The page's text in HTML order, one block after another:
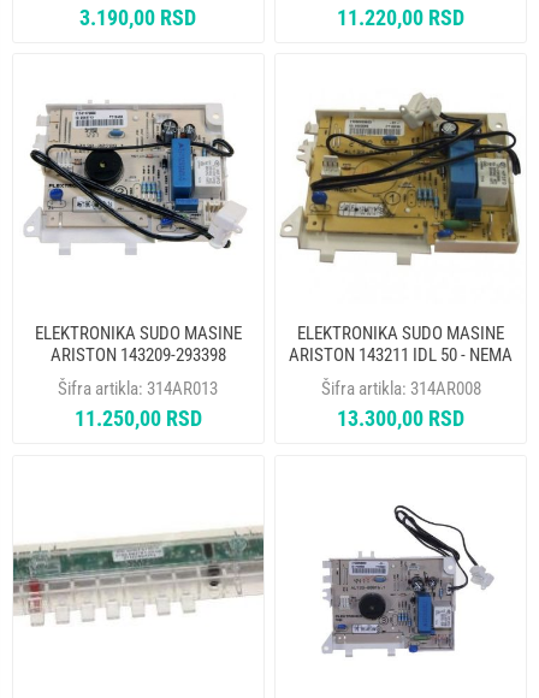
3.190,00 RSD 11.220,00 RSD
ELEKTRONIKA SUDO MASINE
ARISTON 143209-293398
BIT100.1 - NEMA UCITAVANJA
Šifra artikla: 314AR013
11.250,00 RSD
ELEKTRONIKA SUDO MASINE
ARISTON 143211 IDL 50 - NEMA
UCITAVANJA
Šifra artikla: 314AR008
13.300,00 RSD